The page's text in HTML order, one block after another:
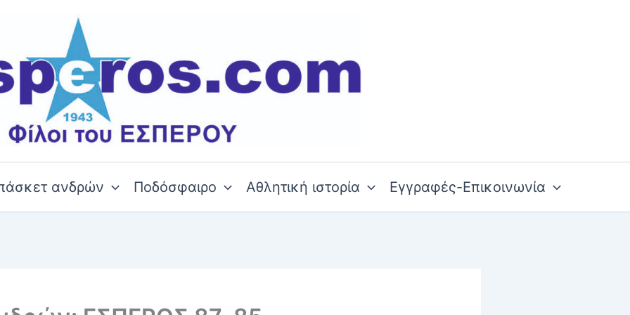
ανδρών Ποδόσφαιρο Αθλητική ιστορία Εγγραφές-Επικοινωνία